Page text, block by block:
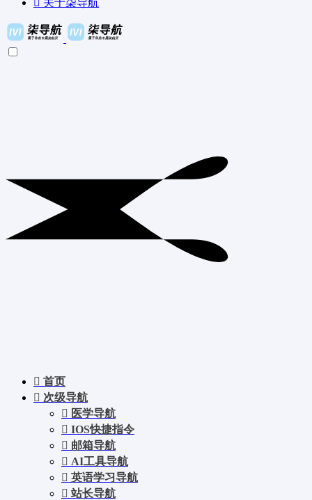
关于柒导航
首页
次级导航
医学导航
IOS快捷指令
邮箱导航
AI工具导航
英语学习导航
站长导航